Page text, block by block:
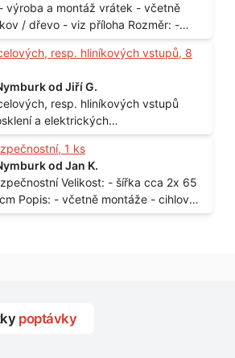
- viz příloha Rozměr: -
150 x 122 cm Lokalita: - Senohraby Nabídky na e-mail.
resp. hliníkových vstupů, 8
od Jiří G.
resp. hliníkových vstupů
a elektrických
panelový dům - jedná se o
v zarámovaném a proskleném
dodávky bude i demontáž
prosklených,
- 7, 9,
1 ks
od Jan K.
- šířka cca 2x 65
z chodby - rozměry bez zárubní
poptávky